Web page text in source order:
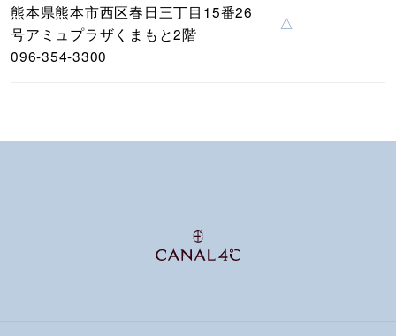
熊本県熊本市西区春日三丁目15番26
号アミュプラザくまもと2階
096-354-3300
△